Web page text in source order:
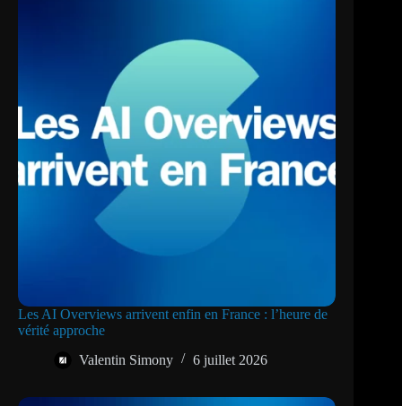
Les AI Overviews arrivent enfin en France : l’heure de
vérité approche
Valentin Simony
6 juillet 2026